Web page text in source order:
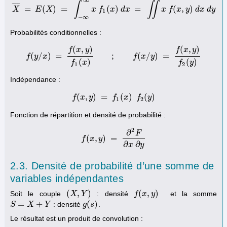
X
¯ ¯
¯¯ = E(X) = ∫−∞
x f1 (x) dx = ∬ x f(x, y) dx dy
Probabilités conditionnelles :
f(y/x) =
f(x, y)
f1 (x)
; f(x/y) =
f(x, y)
f2 (y)
f( x) = f(x,y ); = f(x,y)f (y)
Indépendance :
f(x, y) = f1 (x) f2(y)
f(x,y = 1(x) f2 y)
Fonction de répartition et densité de probabilité :
f(x, y) =
∂2F
∂x ∂y
f(x,y) ∂2 F∂x ∂y
2.3. Densité de probabilité d’une somme de
variables indépendantes
Soit le couple (X, Y )
(X,Y ) : densité f(x, y)
f(x,y)
et la somme
S = X + Y
S=X+Y : densité g(s)
g( s)
Le résultat est un produit de convolution :